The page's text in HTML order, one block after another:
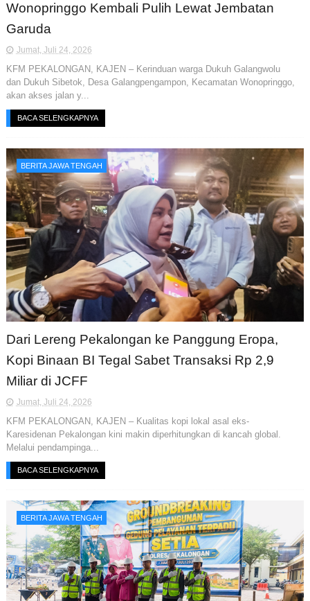
Wonopringgo Kembali Pulih Lewat Jembatan
Garuda
Jumat, Juli 24, 2026
KFM PEKALONGAN, KAJEN – Kerinduan warga Dukuh Galangwolu
dan Dukuh Sibetok, Desa Galangpengampon, Kecamatan Wonopringgo,
akan akses jalan y...
BACA SELENGKAPNYA
BERITA JAWA TENGAH
Dari Lereng Pekalongan ke Panggung Eropa,
Kopi Binaan BI Tegal Sabet Transaksi Rp 2,9
Miliar di JCFF
Jumat, Juli 24, 2026
KFM PEKALONGAN, KAJEN – Kualitas kopi lokal asal eks-
Karesidenan Pekalongan kini makin diperhitungkan di kancah global.
Melalui pendampinga...
BACA SELENGKAPNYA
BERITA JAWA TENGAH